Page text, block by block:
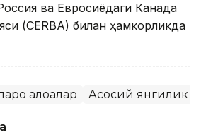
ва Евросиёдаги Канада
(CERBA) билан ҳамкорликда
алоқалар Асосий янгилик